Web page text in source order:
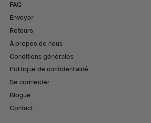
FAQ
Envoyer
Retours
À propos de nous
Conditions générales
Politique de confidentialité
Se connecter
Blogue
Contact